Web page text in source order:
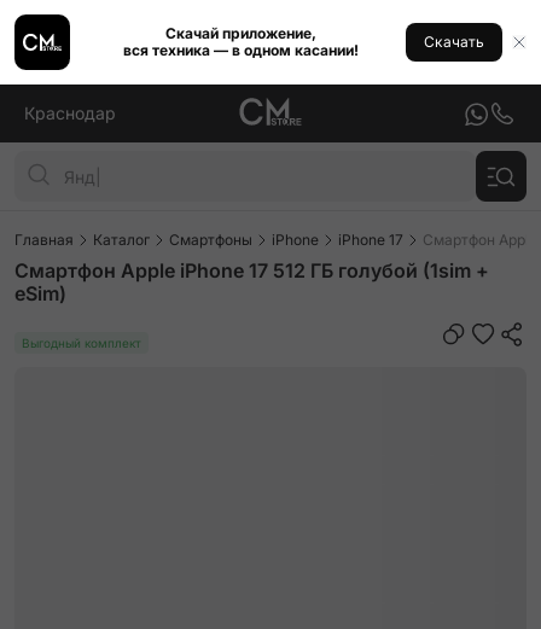
Скачай приложение,
вся техника — в одном касании!
Скачать
Краснодар
Главная Каталог Смартфоны iPhone iPhone 17 Смартфон Apple
Смартфон Apple iPhone 17 512 ГБ голубой (1sim +
eSim)
Выгодный комплект